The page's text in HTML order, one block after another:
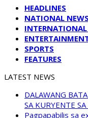
HEADLINES
NATIONAL NEWS
SPORTS
FEATURES
LATEST NEWS
DALAWANG
SA KURYENTE
Pagpapabilis sa